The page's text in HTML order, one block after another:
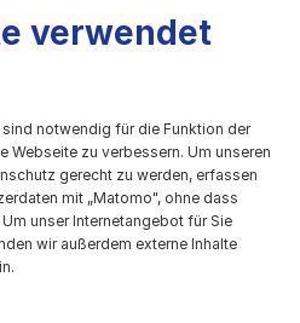
des Kulturbereichs
Berlin
verwendet
notwendig für die Funktion der
Webseite zu verbessern. Um unseren
gerecht zu werden, erfassen
mit „Matomo", ohne dass
unser Internetangebot für Sie
wir außerdem externe Inhalte